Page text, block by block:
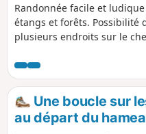
Randonnée facile et
étangs et forêts. Possibilité
plusieurs endroits sur le
humide avec quelques
ruisseaux, prévoir des
Une boucle sur
au départ du